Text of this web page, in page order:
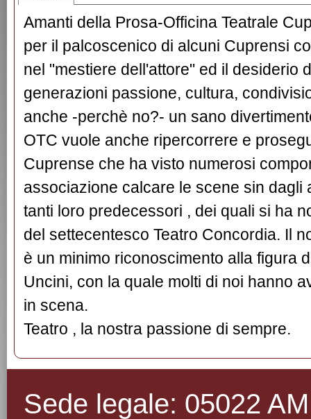
Amanti della Prosa-Officina Teatrale
per il palcoscenico di alcuni Cuprensi
nel "mestiere dell'attore" ed il desiderio
generazioni passione, cultura,
anche -perchè no?- un sano
OTC vuole anche ripercorrere e
Cuprense che ha visto numerosi
associazione calcare le scene sin dagli
tanti loro predecessori , dei quali si ha
del settecentesco Teatro Concordia. Il
è un minimo riconoscimento alla figura
Uncini, con la quale molti di noi hanno
in scena.
Teatro , la nostra passione di sempre.
Sede legale: 05022